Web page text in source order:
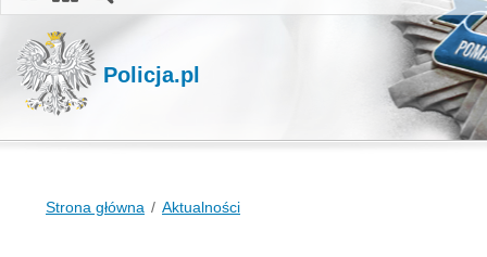
Policja.pl
Strona główna Aktualności